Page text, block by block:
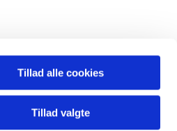
Tillad alle cookies
Tillad valgte